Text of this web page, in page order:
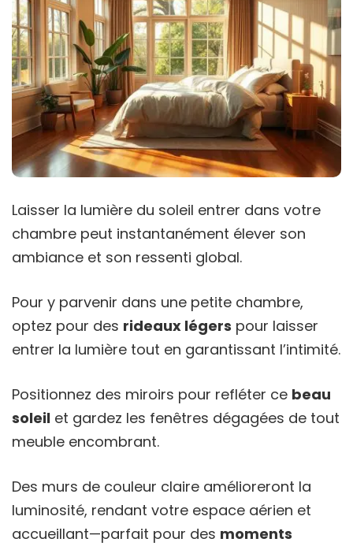
Laisser la lumière du soleil entrer dans votre
chambre peut instantanément élever son
ambiance et son ressenti global.
Pour y parvenir dans une petite chambre,
optez pour des rideaux légers pour laisser
entrer la lumière tout en garantissant l’intimité.
Positionnez des miroirs pour refléter ce beau
soleil et gardez les fenêtres dégagées de tout
meuble encombrant.
Des murs de couleur claire amélioreront la
luminosité, rendant votre espace aérien et
accueillant—parfait pour des moments